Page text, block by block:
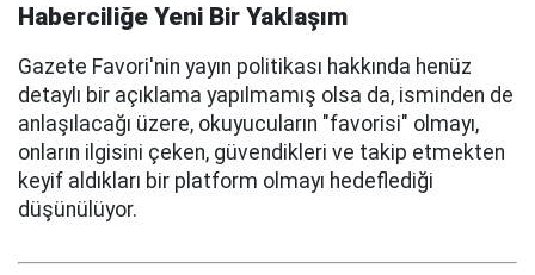
Haberciliğe Yeni Bir Yaklaşım
Gazete Favori'nin yayın politikası hakkında henüz
detaylı bir açıklama yapılmamış olsa da, isminden de
anlaşılacağı üzere, okuyucuların "favorisi" olmayı,
onların ilgisini çeken, güvendikleri ve takip etmekten
keyif aldıkları bir platform olmayı hedeflediği
düşünülüyor.